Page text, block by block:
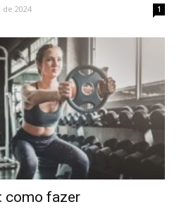
de 2024 1
como fazer